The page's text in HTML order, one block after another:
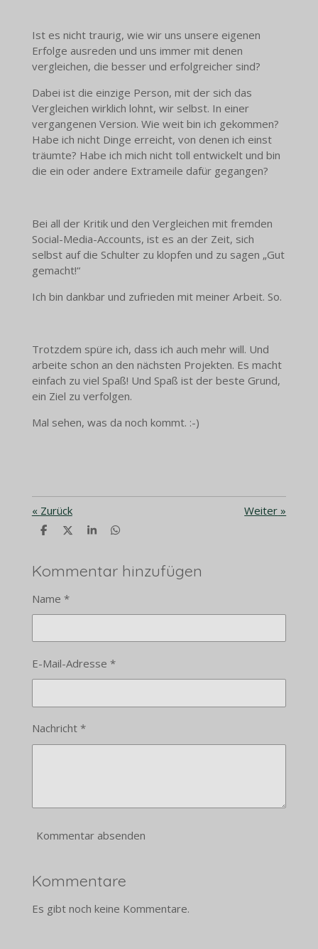
Ist es nicht traurig, wie wir uns unsere eigenen
Erfolge ausreden und uns immer mit denen
vergleichen, die besser und erfolgreicher sind?
Dabei ist die einzige Person, mit der sich das
Vergleichen wirklich lohnt, wir selbst. In einer
vergangenen Version. Wie weit bin ich gekommen?
Habe ich nicht Dinge erreicht, von denen ich einst
träumte? Habe ich mich nicht toll entwickelt und bin
die ein oder andere Extrameile dafür gegangen?
Bei all der Kritik und den Vergleichen mit fremden
Social-Media-Accounts, ist es an der Zeit, sich
selbst auf die Schulter zu klopfen und zu sagen „Gut
gemacht!“
Ich bin dankbar und zufrieden mit meiner Arbeit. So.
Trotzdem spüre ich, dass ich auch mehr will. Und
arbeite schon an den nächsten Projekten. Es macht
einfach zu viel Spaß! Und Spaß ist der beste Grund,
ein Ziel zu verfolgen.
Mal sehen, was da noch kommt. :-)
« Zurück Weiter »
T
l
e
T
l
e
T
l
e
T
l
Kommentar hinzufügen
Name *
E-Mail-Adresse *
Nachricht *
Kommentar absenden
Kommentare
Es gibt noch keine Kommentare.